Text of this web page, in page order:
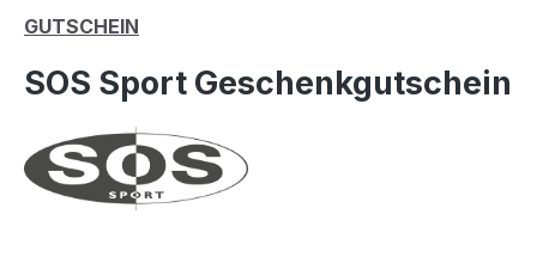
GUTSCHEIN
SOS Sport Geschenkgutschein